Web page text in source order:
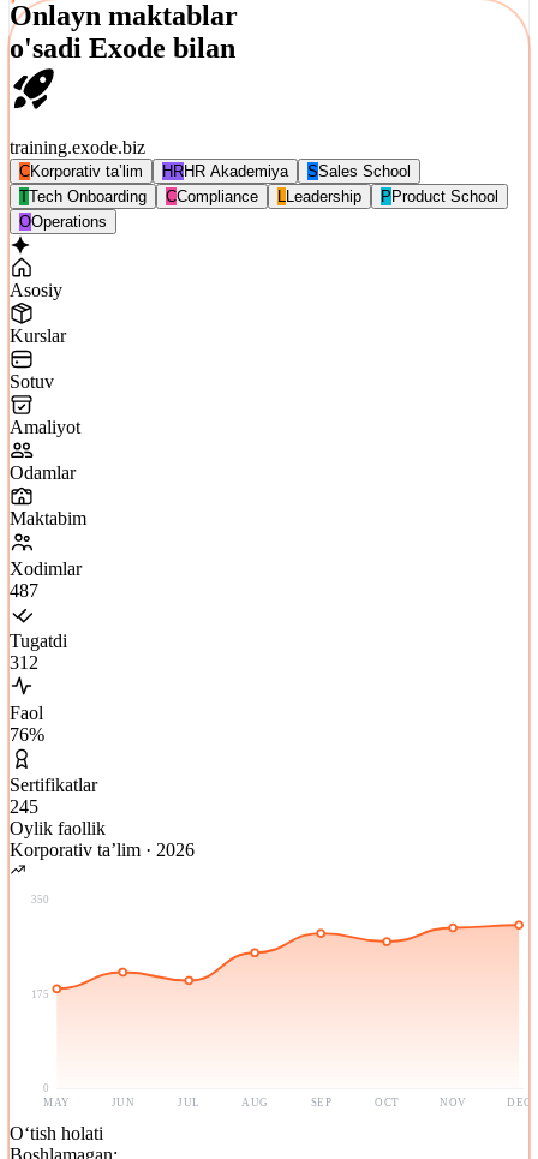
Onlayn maktablar
o'sadi Exode bilan
training.exode.biz
CKorporativ ta’lim HRHR Akademiya SSales School
TTech Onboarding CCompliance Leadership P Product School
OOperations
Asosiy
Kurslar
Sotuv
Amaliyot
Odamlar
Maktabim
Xodimlar
487
Tugatdi
312
Faol
76%
Sertifikatlar
245
Oylik faollik
Korporativ ta’lim · 2026
350
175
0
MAY JUN JUL AUG SEP OCT NOV DEC
O‘tish holati